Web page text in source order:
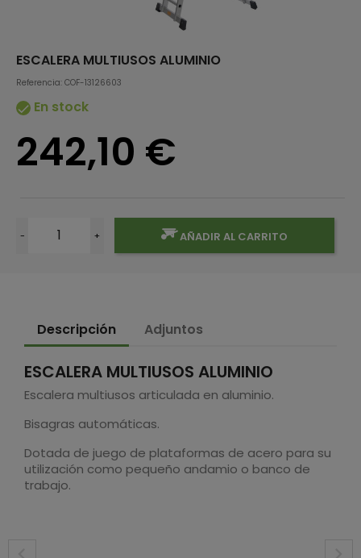
ESCALERA MULTIUSOS ALUMINIO
Referencia: COF-13126603
 En stock
242,10 €
- + AÑADIR AL CARRITO
Descripción Adjuntos
ESCALERA MULTIUSOS ALUMINIO
Escalera multiusos articulada en aluminio.
Bisagras automáticas.
Dotada de juego de plataformas de acero para su
utilización como pequeño andamio o banco de
trabajo.